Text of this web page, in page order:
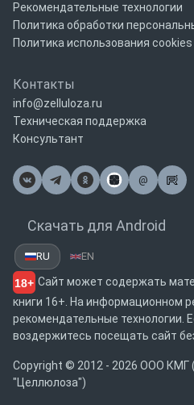
Рекомендательные технологии
Политика обработки
Политика использования cookies
Контакты
info@zelluloza.ru
Техническая поддержка
Консультант
@
Почта
Скачать для Android
RU EN
18+ Сайт может содержать
книги 16+. На информационном
рекомендательные технологии.
воздержитесь посещать сайт
Copyright © 2012 - 2026 ООО КМГ
"Целлюлоза")